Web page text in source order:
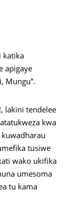
katika
apigaye
Mungu”.
lakini tendelee
kwa
tusiwe
wako ukifika
umesoma
tu kama